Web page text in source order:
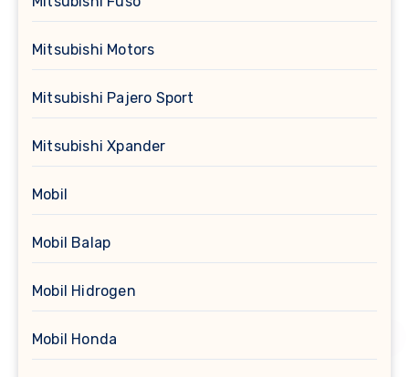
Mitsubishi Motors
Mitsubishi Pajero Sport
Mitsubishi Xpander
Mobil
Mobil Balap
Mobil Hidrogen
Mobil Honda